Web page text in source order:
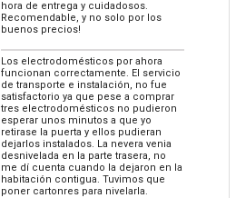
hora de entrega y cuidadosos.
Recomendable, y no solo por los
buenos precios!
Los electrodomésticos por ahora
funcionan correctamente. El servicio
de transporte e instalación, no fue
satisfactorio ya que pese a comprar
tres electrodomésticos no pudieron
esperar unos minutos a que yo
retirase la puerta y ellos pudieran
dejarlos instalados. La nevera venia
desnivelada en la parte trasera, no
me dí cuenta cuando la dejaron en la
habitación contigua. Tuvimos que
poner cartonres para nivelarla.